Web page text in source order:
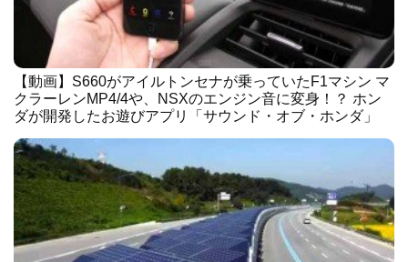
【動画】S660がアイルトンセナが乗っていたF1マシン マ
クラーレンMP4/4や、NSXのエンジン音に変身！？ ホン
ダが開発したお遊びアプリ「サウンド・オブ・ホンダ」